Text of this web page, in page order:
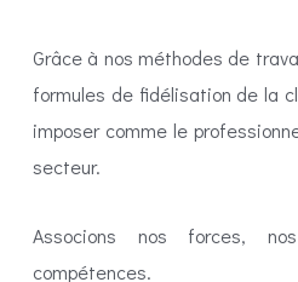
Grâce à nos méthodes de
formules de fidélisation de la
imposer comme le
secteur.
Associons nos forces,
compétences.